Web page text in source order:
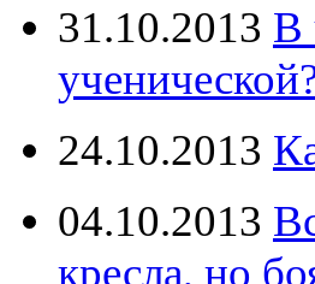
31.10.2013 В
24.10.2013
04.10.2013
кресла, но